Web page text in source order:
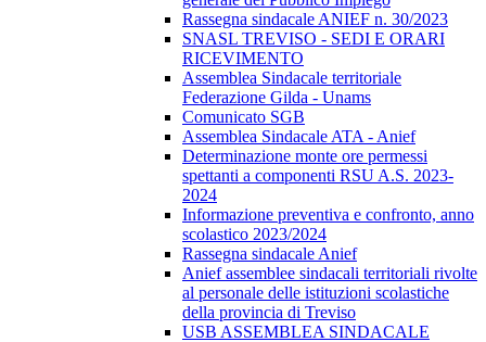
Rassegna sindacale ANIEF n. 30/2023
SNASL TREVISO - SEDI E ORARI
RICEVIMENTO
Assemblea Sindacale territoriale
Federazione Gilda - Unams
Comunicato SGB
Assemblea Sindacale ATA - Anief
Determinazione monte ore permessi
spettanti a componenti RSU A.S. 2023-
2024
Informazione preventiva e confronto, anno
scolastico 2023/2024
Rassegna sindacale Anief
Anief assemblee sindacali territoriali rivolte
al personale delle istituzioni scolastiche
della provincia di Treviso
USB ASSEMBLEA SINDACALE